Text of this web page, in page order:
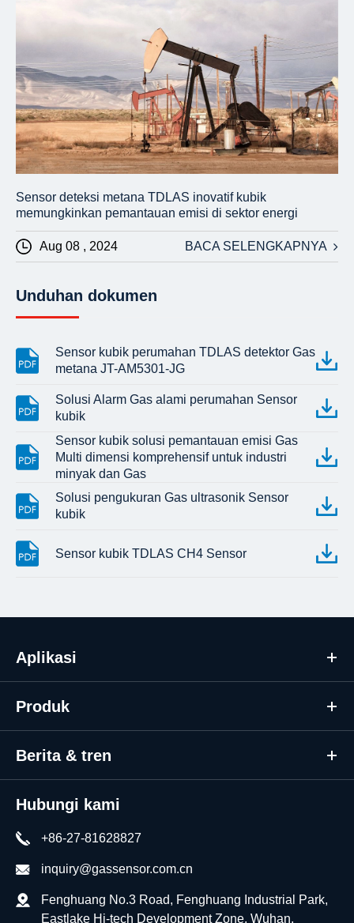
Sensor deteksi metana TDLAS inovatif kubik
memungkinkan pemantauan emisi di sektor energi
Aug 08 , 2024 BACA SELENGKAPNYA
Unduhan dokumen
Sensor kubik perumahan TDLAS detektor Gas
metana JT-AM5301-JG
Solusi Alarm Gas alami perumahan Sensor
kubik
Sensor kubik solusi pemantauan emisi Gas
Multi dimensi komprehensif untuk industri
minyak dan Gas
Solusi pengukuran Gas ultrasonik Sensor
kubik
Sensor kubik TDLAS CH4 Sensor
Aplikasi
Produk
Berita & tren
Hubungi kami
+86-27-81628827
inquiry@gassensor.com.cn
Fenghuang No.3 Road, Fenghuang Industrial Park,
Eastlake Hi-tech Development Zone, Wuhan,